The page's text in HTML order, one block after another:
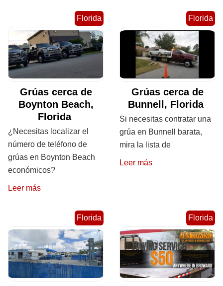
Florida
Grúas cerca de
Boynton Beach,
Florida
¿Necesitas localizar el
número de teléfono de
grúas en Boynton Beach
económicos?
Leer más
Florida
Grúas cerca de
Bunnell, Florida
Si necesitas contratar una
grúa en Bunnell barata,
mira la lista de
Leer más
Florida Florida